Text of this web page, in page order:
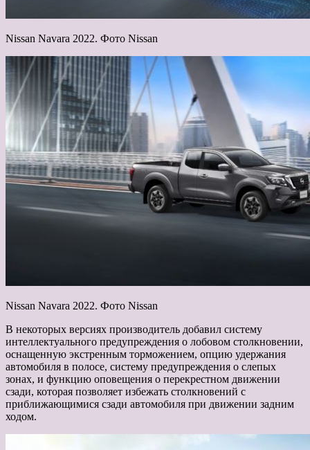
Nissan Navara 2022. Фото Nissan
Nissan Navara 2022. Фото Nissan
В некоторых версиях производитель добавил систему
интеллектуального предупреждения о лобовом столкновении,
оснащенную экстренным торможением, опцию удержания
автомобиля в полосе, систему предупреждения о слепых
зонах, и функцию оповещения о перекрестном движении
сзади, которая позволяет избежать столкновений с
приближающимися сзади автомобиля при движении задним
ходом.